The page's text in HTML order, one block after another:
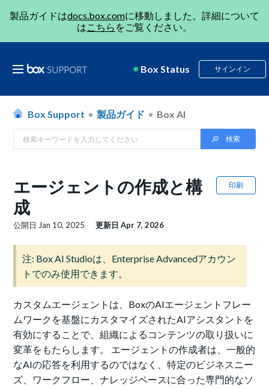
製品ガイドはdocs.box.comに移動しました。詳細について
はこちら をご覧ください。
Box Status サインイン
Box Support 製品ガイド Box AI
印刷
エージェントの作成と構
成
公開日 Jan 10, 2025 更新日Apr 7, 2026
注: Box AI Studioは、Enterprise Advancedアカウン
トでのみ使用できます。
カスタムエージェントは、BoxのAIエージェントフレー
ムワークを基盤にカスタマイズされたAIアシスタントを
有効にすることで、組織によるコンテンツの取り扱いに
変革をもたらします。 エージェントの作成者は、一般的
なAIの応答を利用するのではなく、特定のビジネスニー
ズ、ワークフロー、ナレッジベースに合った専門的なソ